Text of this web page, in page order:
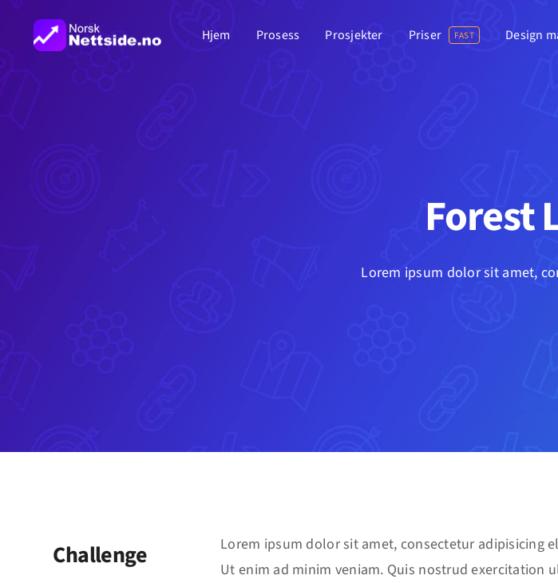
Skip
content
Hjem Prosess Prosjekter Priser FAST Design
Forest
Lorem ipsum dolor sit amet,
Challenge
Lorem ipsum dolor sit amet, consectetur adipisicing
Ut enim ad minim veniam. Quis nostrud exercitation